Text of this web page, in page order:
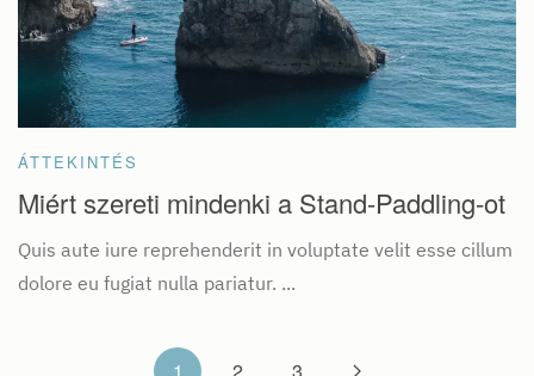
ÁTTEKINTÉS
Miért szereti mindenki a Stand-Paddling-ot
Quis aute iure reprehenderit in voluptate velit esse cillum
dolore eu fugiat nulla pariatur. ...